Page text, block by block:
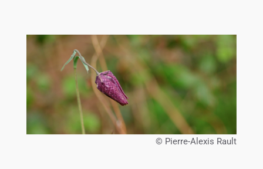
© Pierre-Alexis Rault